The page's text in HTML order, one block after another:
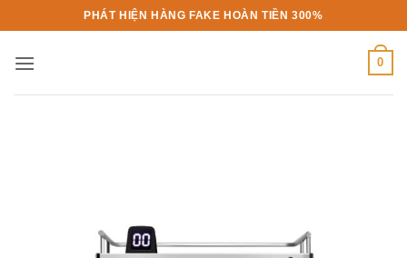
qua
nội
PHÁT HIỆN HÀNG FAKE HOÀN TIỀN 300%
0